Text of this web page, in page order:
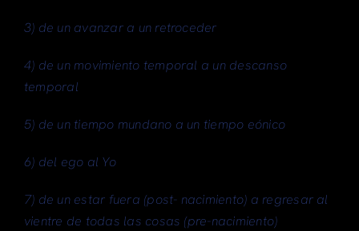
3) de un avanzar a un retroceder
4) de un movimiento temporal a un descanso
temporal
5) de un tiempo mundano a un tiempo eónico
6) del ego al Yo
7) de un estar fuera (post- nacimiento) a regresar al
vientre de todas las cosas (pre-nacimiento)